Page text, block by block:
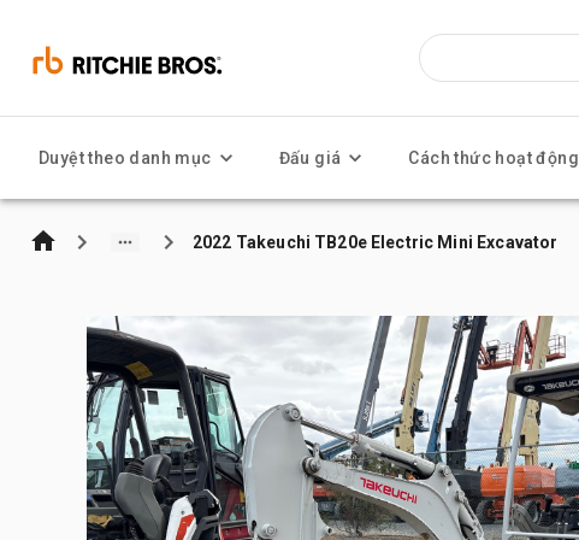
Duyệt theo danh mục Đấu giá Cách thức hoạt động
2022 Takeuchi TB20e Electric Mini Excavator